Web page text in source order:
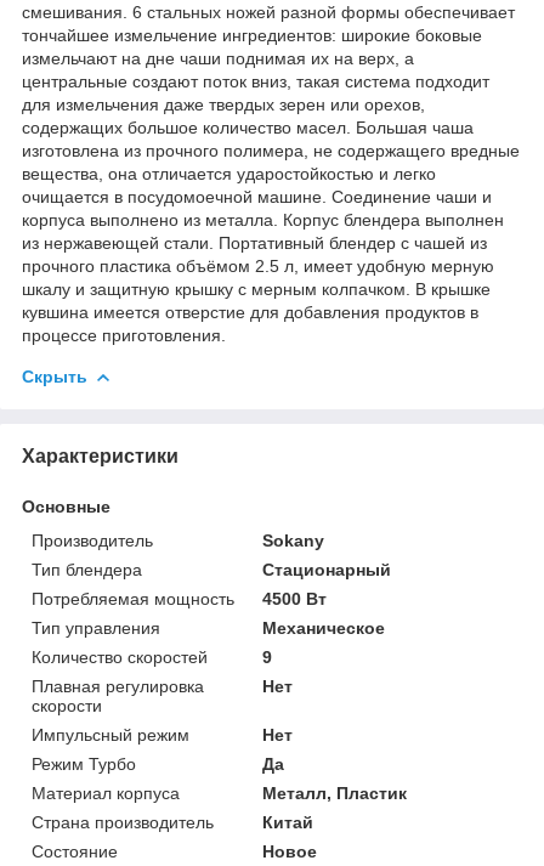
смешивания. 6 стальных ножей разной формы обеспечивает
тончайшее измельчение ингредиентов: широкие боковые
измельчают на дне чаши поднимая их на верх, а
центральные создают поток вниз, такая система подходит
для измельчения даже твердых зерен или орехов,
содержащих большое количество масел. Большая чаша
изготовлена из прочного полимера, не содержащего вредные
вещества, она отличается ударостойкостью и легко
очищается в посудомоечной машине. Соединение чаши и
корпуса выполнено из металла. Корпус блендера выполнен
из нержавеющей стали. Портативный блендер с чашей из
прочного пластика объёмом 2.5 л, имеет удобную мерную
шкалу и защитную крышку с мерным колпачком. В крышке
кувшина имеется отверстие для добавления продуктов в
процессе приготовления.
Скрыть
Характеристики
Основные
Производитель
Sokany
Тип блендера
Стационарный
Потребляемая мощность
4500 Вт
Тип управления
Механическое
Количество скоростей
9
Плавная регулировка
скорости
Нет
Импульсный режим
Нет
Режим Турбо
Да
Материал корпуса
Металл, Пластик
Страна производитель
Китай
Состояние
Новое